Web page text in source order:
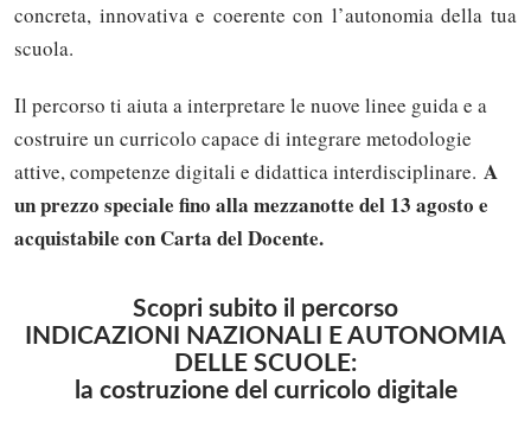
concreta, innovativa e coerente con l’autonomia della tua
scuola.
Il percorso ti aiuta a interpretare le nuove linee guida e a
costruire un curricolo capace di integrare metodologie
attive, competenze digitali e didattica interdisciplinare. A
un prezzo speciale fino alla mezzanotte del 13 agosto e
acquistabile con Carta del Docente.
Scopri subito il percorso
INDICAZIONI NAZIONALI E AUTONOMIA
DELLE SCUOLE:
la costruzione del curricolo digitale